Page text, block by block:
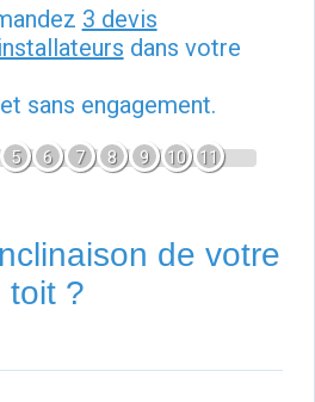
3 devis
installateurs dans votre
sans engagement.
5 6 7 8 9 10 11
de votre
toit ?